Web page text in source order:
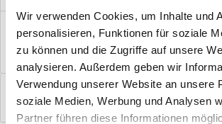
Wir verwenden Cookies, um Inhalte und
personalisieren, Funktionen für soziale
zu können und die Zugriffe auf unsere
analysieren. Außerdem geben wir
Verwendung unserer Website an unsere
soziale Medien, Werbung und Analysen
Partner führen diese Informationen
Windfangelemente online am Bildschirm
einbaufertig bestellen. In wenigen...
Bewertungen
0
Bewertungen lesen, schreiben und